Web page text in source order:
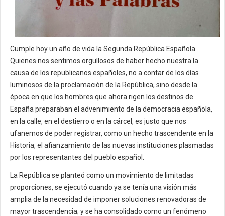
Cumple hoy un año de vida la Segunda República Española.
Quienes nos sentimos orgullosos de haber hecho nuestra la
causa de los republicanos españoles, no a contar de los días
luminosos de la proclamación de la República, sino desde la
época en que los hombres que ahora rigen los destinos de
España preparaban el advenimiento de la democracia española,
en la calle, en el destierro o en la cárcel, es justo que nos
ufanemos de poder registrar, como un hecho trascendente en la
Historia, el afianzamiento de las nuevas instituciones plasmadas
por los representantes del pueblo español.
La República se planteó como un movimiento de limitadas
proporciones, se ejecutó cuando ya se tenía una visión más
amplia de la necesidad de imponer soluciones renovadoras de
mayor trascendencia; y se ha consolidado como un fenómeno